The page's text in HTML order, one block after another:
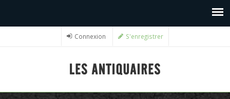
Connexion S'enregistrer